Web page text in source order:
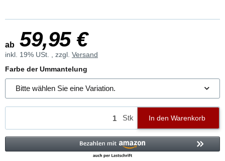
ab 59,95 €
inkl. 19% USt. , zzgl. Versand
Farbe der Ummantelung
Bitte wählen Sie eine Variation.
Stk In den Warenkorb